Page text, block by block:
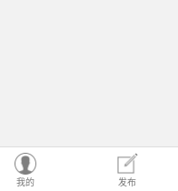
我的 发布